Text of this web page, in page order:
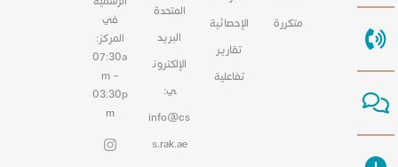
متكررة
الإحصائية
تقارير
تفاعلية
المتحدة
البريد
الإلكترون
ي:
info@cs
s.rak.ae
في
المركز:
07:30a
m –
03:30p
m